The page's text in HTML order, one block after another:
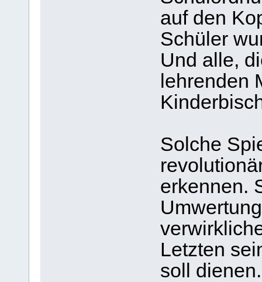
auf den
Schüler
Und alle,
lehrenden
Solche
erkennen.
Letzten
soll dienen.